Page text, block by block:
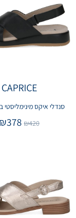
CAPRICE
סנדלי איקס
₪420
₪378